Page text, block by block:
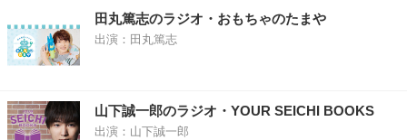
田丸篤志のラジオ・おもちゃのたまや
出演：田丸篤志
山下誠一郎のラジオ・YOUR SEICHI BOOKS
出演：山下誠一郎